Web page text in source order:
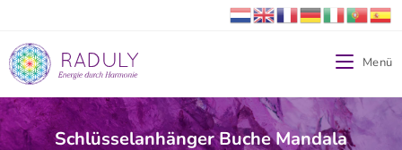
Menü
Schlüsselanhänger Buche Mandala